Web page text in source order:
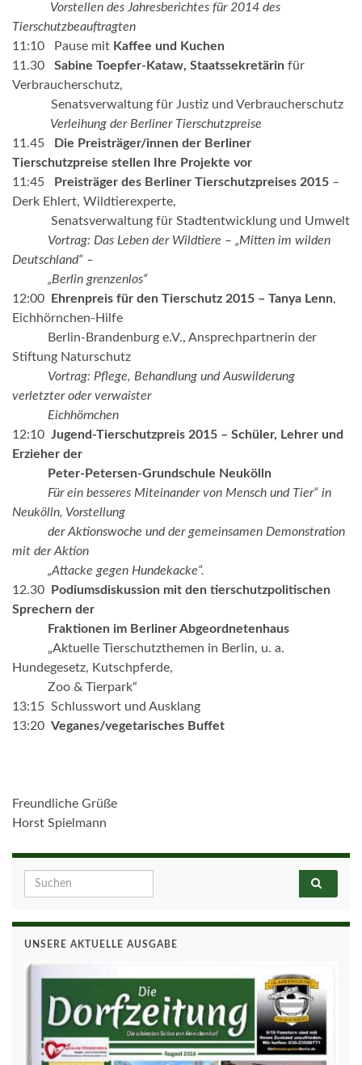
Vorstellen des Jahresberichtes für 2014 des
Tierschutzbeauftragten
11:10 Pause mit Kaffee und Kuchen
11.30 Sabine Toepfer-Kataw, Staatssekretärin für
Verbraucherschutz,
Senatsverwaltung für Justiz und Verbraucherschutz
Verleihung der Berliner Tierschutzpreise
11.45
Die Preisträger/innen der Berliner
Tierschutzpreise stellen Ihre Projekte vor
11:45
Preisträger des Berliner Tierschutzpreises 2015 –
Derk Ehlert, Wildtierexperte,
Senatsverwaltung für Stadtentwicklung und Umwelt
Vortrag: Das Leben der Wildtiere – „Mitten im wilden
Deutschland“ –
„Berlin grenzenlos“
12:00
Ehrenpreis für den Tierschutz 2015 – Tanya Lenn,
Eichhörnchen-Hilfe
Berlin-Brandenburg e.V., Ansprechpartnerin der
Stiftung Naturschutz
Vortrag: Pflege, Behandlung und Auswilderung
verletzter oder verwaister
Eichhörnchen
12:10 Jugend-Tierschutzpreis 2015 – Schüler, Lehrer und
Erzieher der
Peter-Petersen-Grundschule Neukölln
Für ein besseres Miteinander von Mensch und Tier“ in
Neukölln, Vorstellung
der Aktionswoche und der gemeinsamen Demonstration
mit der Aktion
„Attacke gegen Hundekacke“.
12.30
Podiumsdiskussion mit den tierschutzpolitischen
Sprechern der
Fraktionen im Berliner Abgeordnetenhaus
„Aktuelle Tierschutzthemen in Berlin, u. a.
Hundegesetz, Kutschpferde,
Zoo & Tierpark“
13:15 Schlusswort und Ausklang
13:20 Veganes/vegetarisches Buffet
Freundliche Grüße
Horst Spielmann
Search for:
UNSERE AKTUELLE AUSGABE